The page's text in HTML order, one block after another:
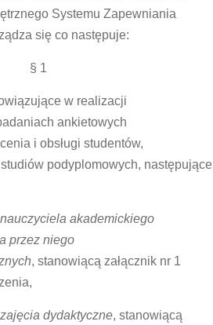
Systemu Zapewniania
się co następuje:
§ 1
w realizacji
ankietowych
i obsługi studentów,
podyplomowych, następujące
akademickiego
przez niego
, stanowiącą załącznik nr 1
dydaktyczne, stanowiącą